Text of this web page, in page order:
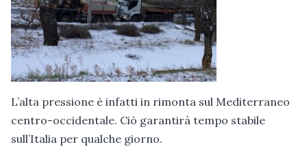
L’alta pressione è infatti in rimonta sul Mediterraneo
centro-occidentale. Ciò garantirà tempo stabile
sull’Italia per qualche giorno.